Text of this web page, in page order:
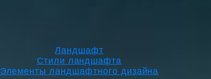
Ландшафт
Стили ландшафта
Элементы ландшафтного дизайна